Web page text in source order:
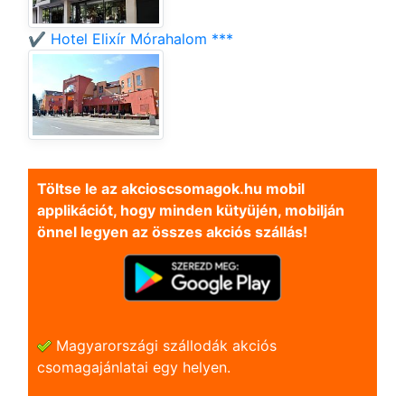
✔️ Hotel Elixír Mórahalom ***
Töltse le az akcioscsomagok.hu mobil
applikációt, hogy minden kütyüjén, mobilján
önnel legyen az összes akciós szállás!
Magyarországi szállodák akciós
csomagajánlatai egy helyen.